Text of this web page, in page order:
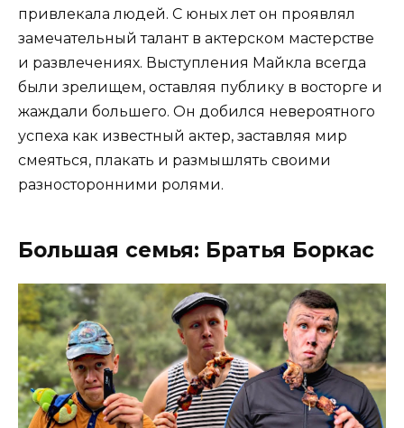
привлекала людей. С юных лет он проявлял
замечательный талант в актерском мастерстве
и развлечениях. Выступления Майкла всегда
были зрелищем, оставляя публику в восторге и
жаждали большего. Он добился невероятного
успеха как известный актер, заставляя мир
смеяться, плакать и размышлять своими
разносторонними ролями.
Большая семья: Братья Боркас